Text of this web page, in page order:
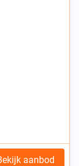
aanbod